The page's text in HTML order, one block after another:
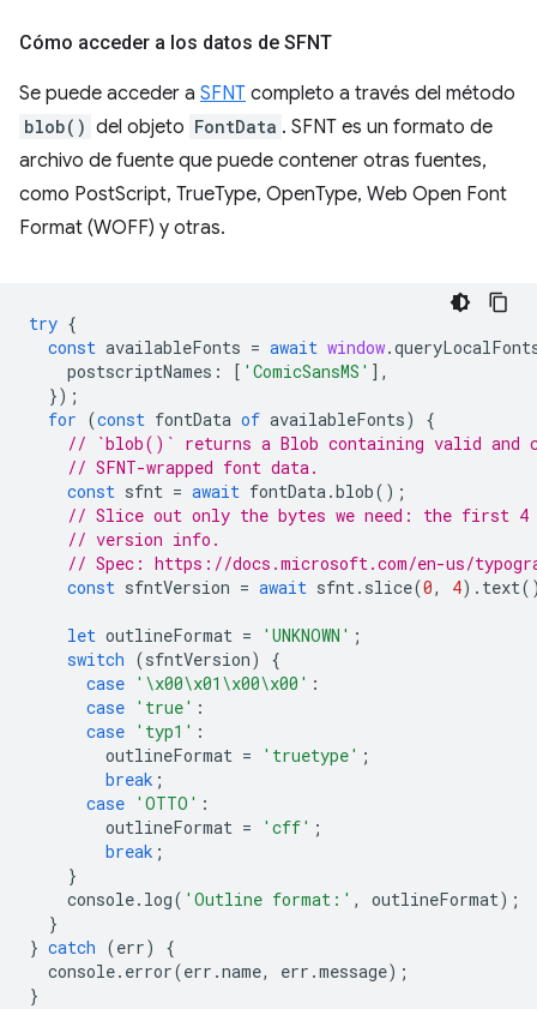
Cómo acceder a los datos de SFNT
Se puede acceder a SFNT completo a través del método
blob() del objeto FontData . SFNT es un formato de
archivo de fuente que puede contener otras fuentes,
como PostScript, TrueType, OpenType, Web Open Font
Format (WOFF) y otras.
try {
const availableFonts = await window.
postscriptNames : [ 'ComicSansMS' ],
});
for (const fontData of availableFonts)
{
// `blob()` returns a Blob containing valid and
// SFNT-wrapped font data.
const sfnt = await fontData.blob();
// Slice out only the bytes we need: the first 4
// version info.
// Spec: https://docs.microsoft.com/en-us/
const sfntVersion = await sfnt. slice(0, 4). text
let outlineFormat = 'UNKNOWN' ;
switch (sfntVersion)
{
case '\x00\x01\x00\x00' :
case 'true' :
case 'typ1' :
outlineFormat = 'truetype' ;
break ;
case 'OTTO' :
outlineFormat = 'cff' ;
break ;
}
console. log( 'Outline format:' , outlineFormat);
}
} catch (err)
{
console. error(err .name, err .message);
}